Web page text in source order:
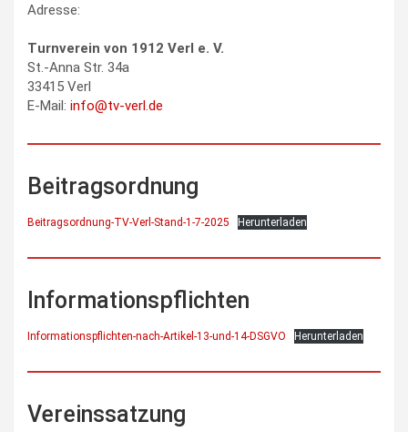
Adresse:
Turnverein von 1912 Verl e. V.
St.-Anna Str. 34a
33415 Verl
E-Mail: info@tv-verl.de
Beitragsordnung
Beitragsordnung-TV-Verl-Stand-1-7-2025 Herunterladen
Informationspflichten
Informationspflichten-nach-Artikel-13-und-14-DSGVO Herunterladen
Vereinssatzung